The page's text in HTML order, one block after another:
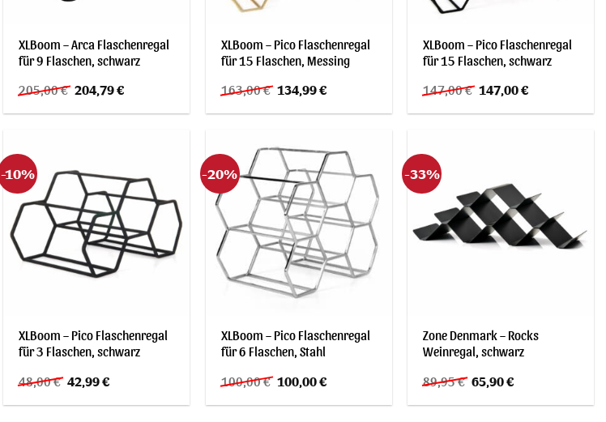
XLBoom – Arca Flaschenregal
für 9 Flaschen, schwarz
205,00€ Ursprünglicher
Preis
war:
204,79€Aktueller
ist:
XLBoom – Pico Flaschenregal
für 15 Flaschen, Messing
163,00€ Ursprünglicher
Preis
war:
134,99€Aktueller
ist:
XLBoom – Pico Flaschenregal
für 15 Flaschen, schwarz
147,00€ Ursprünglicher
Preis
war:
147,00€Aktueller
ist:
-10%
XLBoom – Pico Flaschenregal
für 3 Flaschen, schwarz
48,00€ Ursprünglicher
Preis
war:
42,99€Aktueller
ist:
-20%
XLBoom – Pico Flaschenregal
für 6 Flaschen, Stahl
100,00€ Ursprünglicher
Preis
war:
100,00€Aktueller
ist:
-33%
Zone Denmark – Rocks
Weinregal, schwarz
89,95€ Ursprünglicher
Preis
war:
65,90€Aktueller
ist: